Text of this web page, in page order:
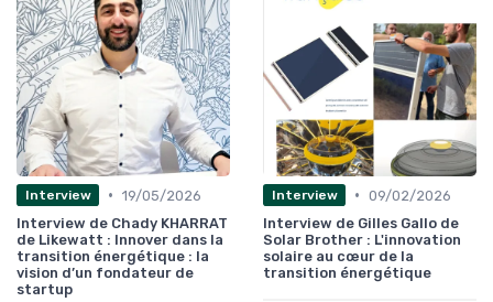
Interview • 19/05/2026
Interview de Chady KHARRAT
de Likewatt : Innover dans la
transition énergétique : la
vision d’un fondateur de
startup
Interview • 09/02/2026
Interview de Gilles Gallo de
Solar Brother : L'innovation
solaire au cœur de la
transition énergétique